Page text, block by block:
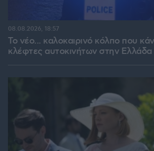
Το νέο... καλοκαιρινό κόλπο που
κλέφτες αυτοκινήτων στην Ελλάδα
08.08.2026, 18:57